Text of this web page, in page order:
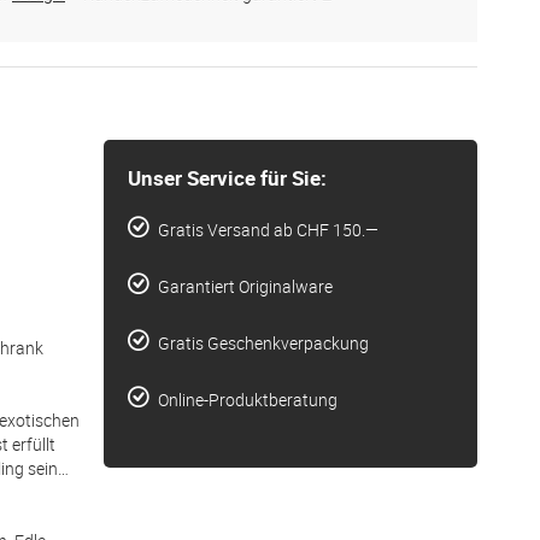
erfüllt
sein…
Unser Service für Sie:
Gratis Versand ab CHF 150.—
Garantiert Originalware
Gratis Geschenkverpackung
Online-Produktberatung